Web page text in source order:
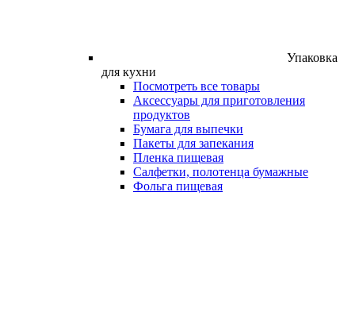
Упаковка
для кухни
Посмотреть все товары
Аксессуары для приготовления
продуктов
Бумага для выпечки
Пакеты для запекания
Пленка пищевая
Салфетки, полотенца бумажные
Фольга пищевая